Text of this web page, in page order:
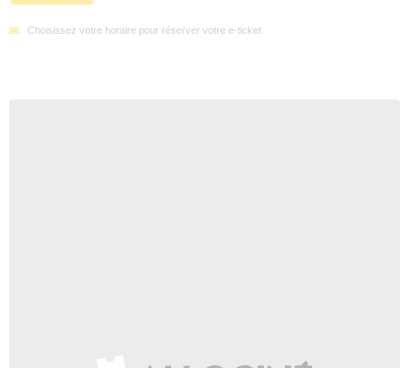
Choisissez votre horaire pour réserver votre e-ticket.